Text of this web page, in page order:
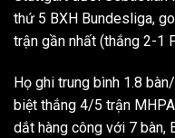
thứ 5 BXH Bundesliga,
trận gần nhất (thắng 2-1
Họ ghi trung bình 1.8
biệt thắng 4/5 trận
dắt hàng công với 7 bàn,